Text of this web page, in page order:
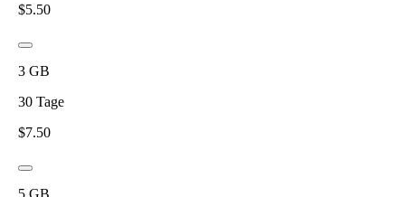
$5.50
3 GB
30 Tage
$7.50
5 GB